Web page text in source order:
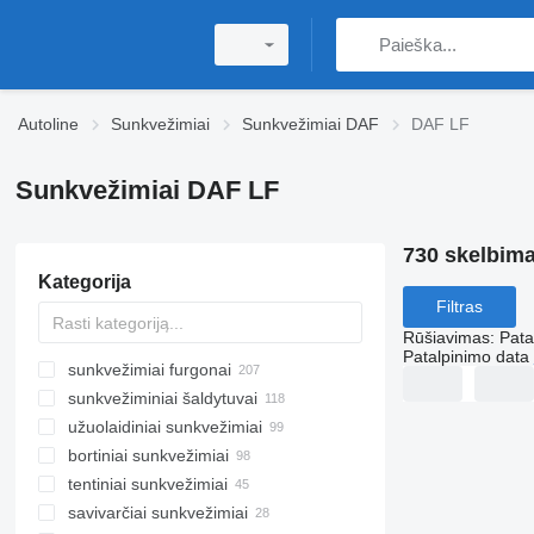
Autoline Sunkvežimiai Sunkvežimiai DAF DAF LF
Sunkvežimiai DAF LF
Kategorija
sunkvežimiai furgonai
sunkvežiminiai šaldytuvai
užuolaidiniai sunkvežimiai
bortiniai sunkvežimiai
tentiniai sunkvežimiai
savivarčiai sunkvežimiai
730
Filtras
Rūšiavimas:
Patalpinimo data